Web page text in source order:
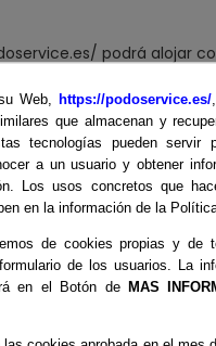
podrá alojar
los únicos responsables
para su inclusión en
que en cada caso
SL no será responsable
irregularidad que puedan
DE USUARIOS:
Web, https://podoservice.es/
que almacenan y
tecnologías pueden servir
a un usuario y obtener
Los usos concretos que
en la información de la
de cookies propias y de
de los usuarios. La
en el Botón de MAS